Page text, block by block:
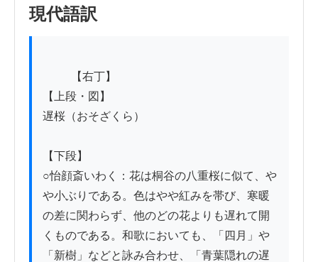
現代語訳
【上段・図】
遅桜（おそざくら）
【下段】
○怡顔斎いわく：花は桐谷の八重桜に似て、や
や小ぶりである。色はやや紅みを帯び、寒暖
の差に関わらず、他のどの花よりも遅れて開
くものである。和歌においても、「四月」や
「新樹」などと詠み合わせ、「青葉隠れの遅